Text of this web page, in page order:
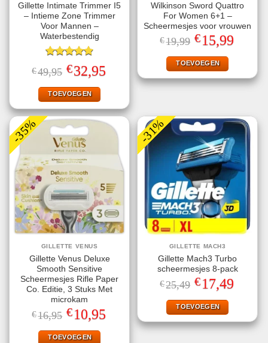
Gillette Intimate Trimmer I5
– Intieme Zone Trimmer
Voor Mannen –
Waterbestendig
Gewaardeerd
4.93uit 5
€49,95 Oorspronkelijke
prijs
was:
€49,95.
€32,95prijs
TOEVOEGEN
Wilkinson Sword Quattro
For Women 6+1 –
Scheermesjes voor vrouwen
€19,99 Oorspronkelijke
prijs
was:
€19,99.
€15,99Huidige
prijs
TOEVOEGEN
-35%
GILLETTE VENUS
Gillette Venus Deluxe
Smooth Sensitive
Scheermesjes Rifle Paper
Co. Editie, 3 Stuks Met
microkam
€16,95 Oorspronkelijke
prijs
was:
€16,95.
€10,95prijs
TOEVOEGEN
-31%
GILLETTE MACH3
Gillette Mach3 Turbo
scheermesjes 8-pack
€25,49 Oorspronkelijke
prijs
was:
€25,49.
€17,49Huidige
prijs
TOEVOEGEN